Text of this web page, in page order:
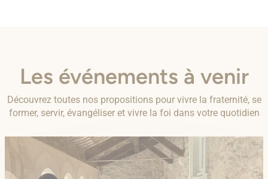
Les événements à venir
Découvrez toutes nos propositions pour vivre la fraternité, se
former, servir, évangéliser et vivre la foi dans votre quotidien